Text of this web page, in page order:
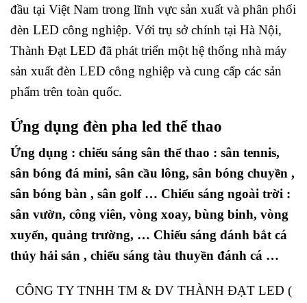
đầu tại Việt Nam trong lĩnh vực sản xuất và phân phối
đèn LED công nghiệp. Với trụ sở chính tại Hà Nội,
Thành Đạt LED đã phát triển một hệ thống nhà máy
sản xuất đèn LED công nghiệp và cung cấp các sản
phẩm trên toàn quốc.
Ứng dụng đèn pha led thể thao
Ứng dụng : chiếu sáng sân thể thao : sân tennis,
sân bóng đá mini, sân cầu lông, sân bóng chuyền ,
sân bóng bàn , sân golf … Chiếu sáng ngoài trời :
sân vườn, công viên, vòng xoay, bùng binh, vòng
xuyến, quảng trường, … Chiếu sáng đánh bắt cá
thủy hải sản , chiếu sáng tàu thuyền đánh cá …
CÔNG TY TNHH TM & DV THÀNH ĐẠT LED (